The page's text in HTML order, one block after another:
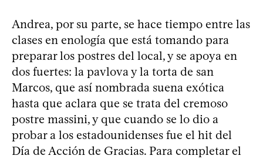
Andrea, por su parte, se hace tiempo entre las
clases en enología que está tomando para
preparar los postres del local, y se apoya en
dos fuertes: la pavlova y la torta de san
Marcos, que así nombrada suena exótica
hasta que aclara que se trata del cremoso
postre massini, y que cuando se lo dio a
probar a los estadounidenses fue el hit del
Día de Acción de Gracias. Para completar el